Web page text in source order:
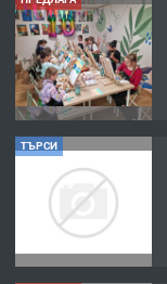
ТЪРСИ